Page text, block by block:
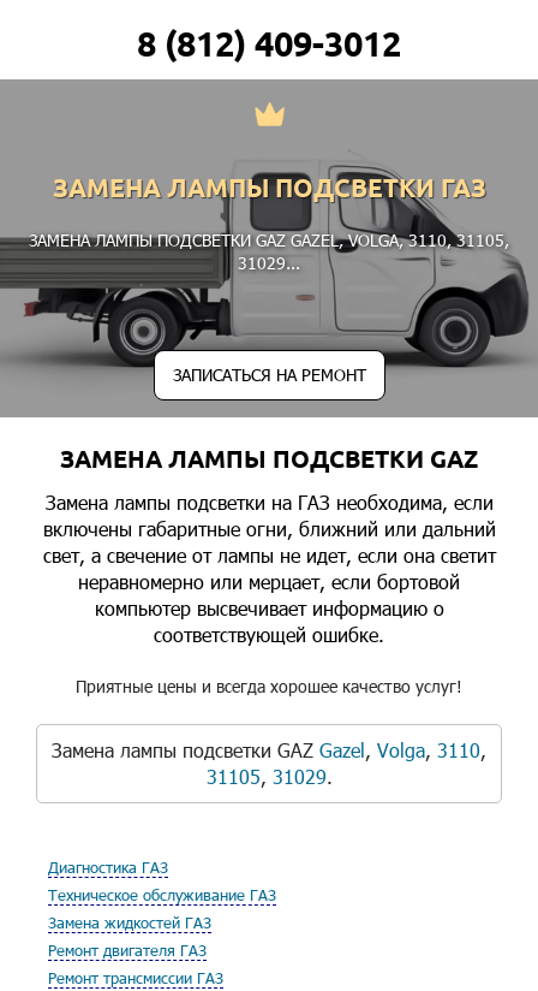
8 (812) 409-3012
ЗАМЕНА ЛАМПЫ ПОДСВЕТКИ ГАЗ
ЗАМЕНА ЛАМПЫ ПОДСВЕТКИ GAZ GAZEL,VOLGA,3110,31105,
31029...
ЗАПИСАТЬСЯ НА РЕМОНТ
ЗАМЕНА ЛАМПЫ ПОДСВЕТКИ GAZ
Замена лампы подсветки на ГАЗ необходима, если
включены габаритные огни, ближний или дальний
свет, а свечение от лампы не идет, если она светит
неравномерно или мерцает, если бортовой
компьютер высвечивает информацию о
соответствующей ошибке.
Приятные цены и всегда хорошее качество услуг!
Замена лампы подсветки GAZ Gazel, Volga, 3110,
31105, 31029.
Диагностика ГАЗ
Техническое обслуживание ГАЗ
Замена жидкостей ГАЗ
Ремонт двигателя ГАЗ
Ремонт трансмиссии ГАЗ